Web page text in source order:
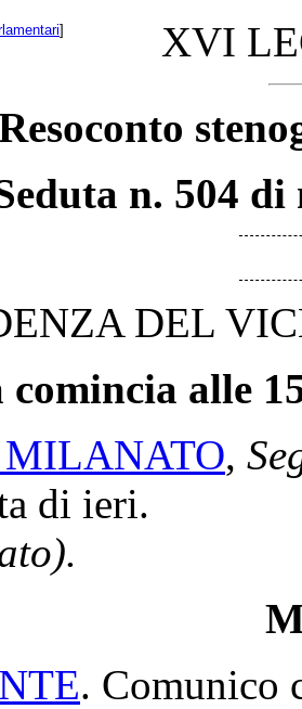
XVI
n. 504
]
DEL
comincia alle
,
di ieri.
. Comunico